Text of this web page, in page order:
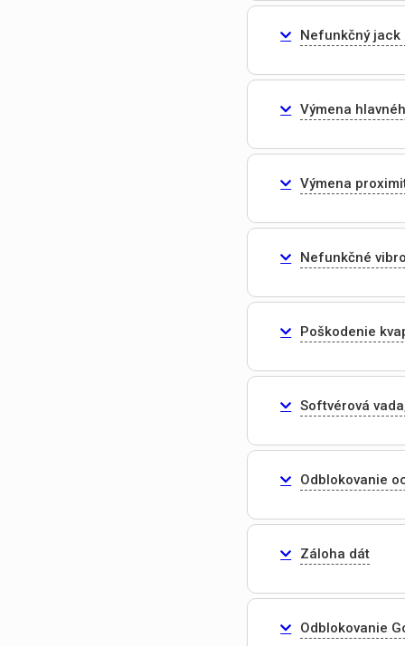
Nefunkčný jack
Výmena
Výmena
Nefunkčné
Poškodenie
Softvérová
Odblokovanie
Záloha dát
Odblokovanie